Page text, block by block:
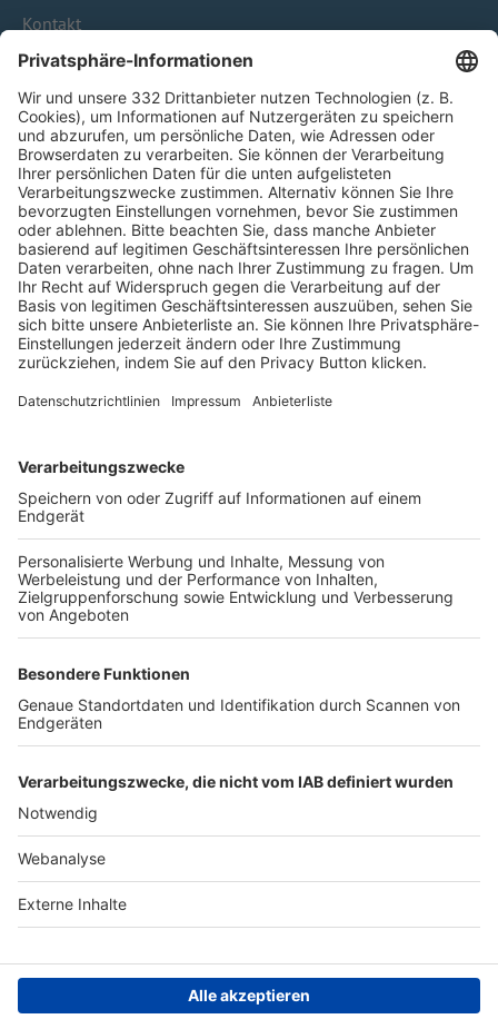
Kontakt
HÄUFIG BESUCHTE SEITEN
Pässe und Vereinswechsel
Trainerausbildung
Schulungsangebot Vereinsmitarbeiter
BFV-Geschäftsstellen
Trainerbörse
Login SpielPlus
FOLGE DEM BFV
TOP-VEREINE
TOP-PARTNER
Nutzungsbedingungen Datenschutz Impressum